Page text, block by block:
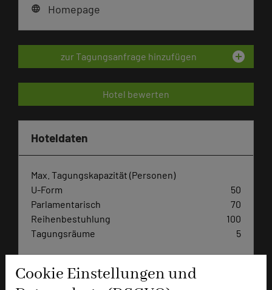
Cookie Einstellungen und
language Homepage
zur Tagungsanfrage hinzufügen add_circle
Hotel bewerten
Hoteldaten
Max. Tagungskapazität (Personen)
U-Form
50
Parlamentarisch
70
Reihenbestuhlung
100
Tagungsräume
5
Ausstellungsfläche 420 qm
Zimmer